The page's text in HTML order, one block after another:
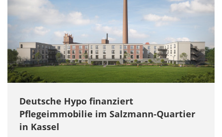
Deutsche Hypo finanziert
Pflegeimmobilie im Salzmann-Quartier
in Kassel